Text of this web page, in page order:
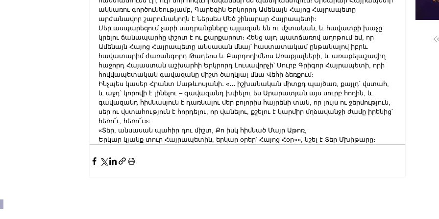
ակնառու գործունեությամբ, Գարեգին Երկորրդ Ամենայն Հայոց Հայրապետը
արժանավոր շարունակողն է Ներսես Մեծ շինարար Հայրապետի։
Մեր ասպարեզում չարի սադրանքները այլազան են ու մշտական, և հավատքի խաչը
կրելու ճանապարհը փշոտ է ու քարքարոտ։ Հենց այդ պատճառով աղոթում եմ, որ
Ամենայն Հայոց Հայրապետը անսասան մնայ՝ հաստատակամ ընթանալով իբրև
հավատարիմ ժառանգորդ Թադեոս և Բարդողիմեոս Առաքյալների, և առաքելաշավիղ
հաջորդ Հայաստան աշխարհի Երկրորդ Լուսավորչի՝ Սուրբ Գրիգոր Հայրապետի, որի
հովվապետական գավազանը միշտ ծաղկյալ մնա Վեհի ձեռքում։
Ինչպես կասեր Հրանտ Մաթևոսյանի․ «․․․ իշխանական միտքդ պայծառ, քայլդ՝ վստահ,
և աջդ՝ կորովի է լինելու – գավազանդ խփելու ես Արարատյան այս սուրբ հողին, և
գավազանդ հիմնասյուն է դառնալու մեր բոլորիս հայրենի տան, որ լույս ու ջերմություն,
սեր ու վստահություն է հորդելու, որ վանելու, քշելու է կարմիր մղձավանջի ժամը իրենից՝
հեռո՜ւ, հեռո՜ւ»։
«Տեր, անսասան պահիր դու միշտ, Քո իսկ հիմնած Մայր Աթոռ,
Երկար կյանք տուր Հայրապետին, երկար օրեր՝ Հայոց Հօր»»,-նշել է Տեր Մխիթարը։